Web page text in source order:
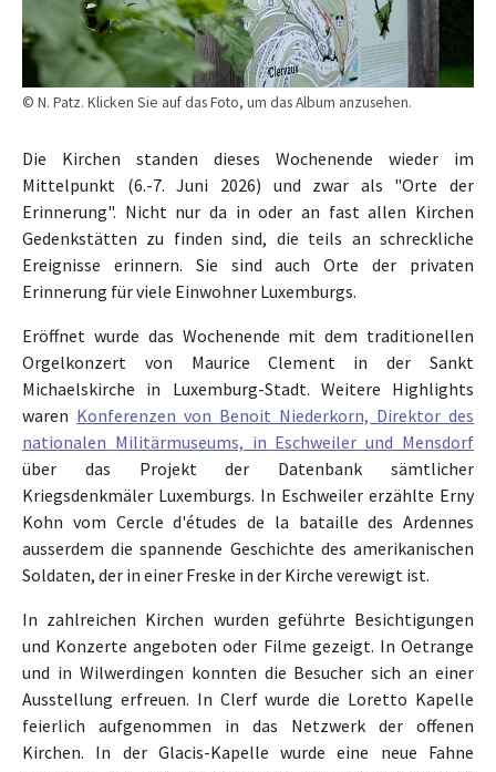
© N. Patz. Klicken Sie auf das Foto, um das Album anzusehen.
Die Kirchen standen dieses Wochenende wieder im
Mittelpunkt (6.-7. Juni 2026) und zwar als "Orte der
Erinnerung". Nicht nur da in oder an fast allen Kirchen
Gedenkstätten zu finden sind, die teils an schreckliche
Ereignisse erinnern. Sie sind auch Orte der privaten
Erinnerung für viele Einwohner Luxemburgs.
Eröffnet wurde das Wochenende mit dem traditionellen
Orgelkonzert von Maurice Clement in der Sankt
Michaelskirche in Luxemburg-Stadt. Weitere Highlights
waren Konferenzen von Benoit Niederkorn, Direktor des
nationalen Militärmuseums, in Eschweiler und Mensdorf
über das Projekt der Datenbank sämtlicher
Kriegsdenkmäler Luxemburgs. In Eschweiler erzählte Erny
Kohn vom Cercle d'études de la bataille des Ardennes
ausserdem die spannende Geschichte des amerikanischen
Soldaten, der in einer Freske in der Kirche verewigt ist.
In zahlreichen Kirchen wurden geführte Besichtigungen
und Konzerte angeboten oder Filme gezeigt. In Oetrange
und in Wilwerdingen konnten die Besucher sich an einer
Ausstellung erfreuen. In Clerf wurde die Loretto Kapelle
feierlich aufgenommen in das Netzwerk der offenen
Kirchen. In der Glacis-Kapelle wurde eine neue Fahne